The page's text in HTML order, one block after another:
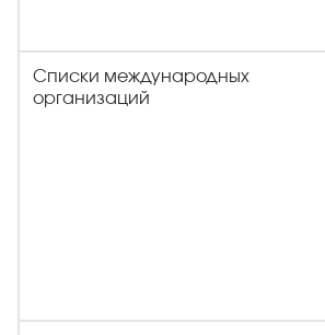
Списки международных
организаций